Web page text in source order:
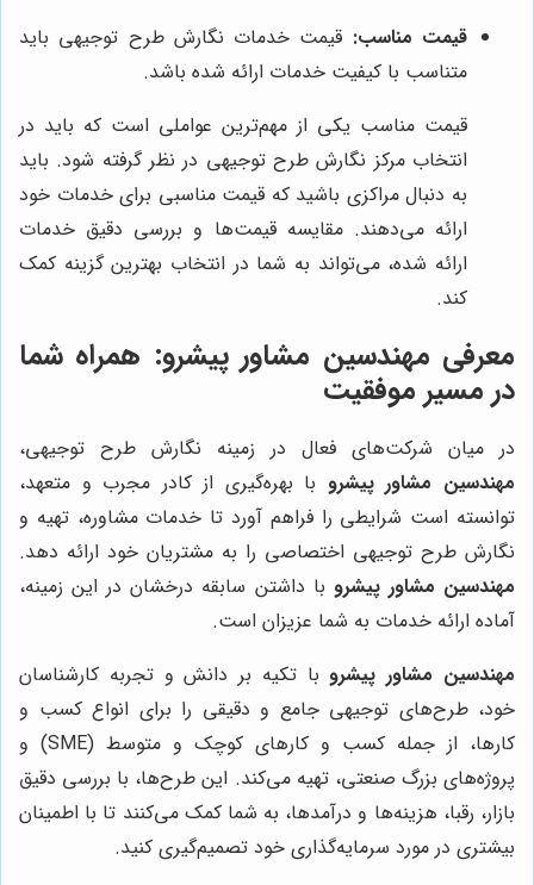
قیمت مناسب: قیمت خدمات نگارش طرح توجیهی باید
متناسب با کیفیت خدمات ارائه شده باشد.
قیمت مناسب یکی از مهم‌ترین عواملی است که باید در
انتخاب مرکز نگارش طرح توجیهی در نظر گرفته شود. باید
به دنبال مراکزی باشید که قیمت مناسبی برای خدمات خود
ارائه می‌دهند. مقایسه قیمت‌ها و بررسی دقیق خدمات
ارائه شده، می‌تواند به شما در انتخاب بهترین گزینه کمک
کند.
معرفی مهندسین مشاور پیشرو: همراه شما
در مسیر موفقیت
در میان شرکت‌های فعال در زمینه نگارش طرح توجیهی،
مهندسین مشاور پیشرو با بهره‌گیری از کادر مجرب و متعهد،
توانسته است شرایطی را فراهم آورد تا خدمات مشاوره، تهیه و
نگارش طرح توجیهی اختصاصی را به مشتریان خود ارائه دهد.
مهندسین مشاور پیشرو با داشتن سابقه درخشان در این زمینه،
آماده ارائه خدمات به شما عزیزان است.
مهندسین مشاور پیشروبا تکیه بر دانش و تجربه کارشناسان
خود، طرح‌های توجیهی جامع و دقیقی را برای انواع کسب و
کارها، از جمله کسب و کارهای کوچک و متوسط (SME) و
پروژه‌های بزرگ صنعتی، تهیه می‌کند. این طرح‌ها، با بررسی دقیق
بازار، رقبا، هزینه‌ها و درآمدها، به شما کمک می‌کنند تا با اطمینان
بیشتری در مورد سرمایه‌گذاری خود تصمیم‌گیری کنید.